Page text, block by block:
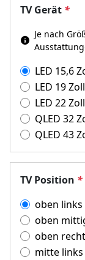
TV Gerät *
Je nach
LED 15,6
LED 19
LED 22
QLED 32
QLED 43
TV Position *
oben links
oben
oben
mitte links